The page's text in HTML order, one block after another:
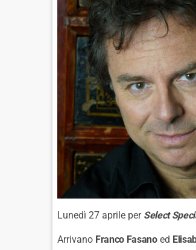
Lunedì 27 aprile per Select
Arrivano Franco Fasanoed